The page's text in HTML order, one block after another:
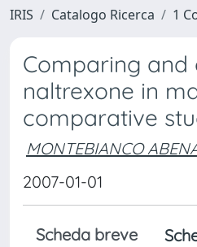
IRIS Catalogo Ricerca 1
Comparing
naltrexone in
comparative
MONTEBIANCO
2007-01-01
Scheda breve